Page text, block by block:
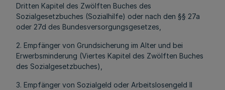
Dritten Kapitel des Zwölften Buches des
Sozialgesetzbuches (Sozialhilfe) oder nach den §§ 27a
oder 27d des Bundesversorgungsgesetzes,
2. Empfänger von Grundsicherung im Alter und bei
Erwerbsminderung (Viertes Kapitel des Zwölften Buches
des Sozialgesetzbuches),
3. Empfänger von Sozialgeld oder Arbeitslosengeld II